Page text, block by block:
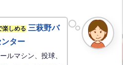
楽しめる 三萩野バ
ンター
ルマシン、投球、